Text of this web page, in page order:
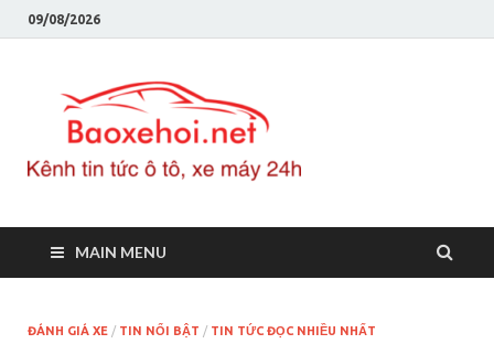
09/08/2026
MAIN MENU
ĐÁNH GIÁ XE / TIN NỔI BẬT / TIN TỨC ĐỌC NHIỀU NHẤT